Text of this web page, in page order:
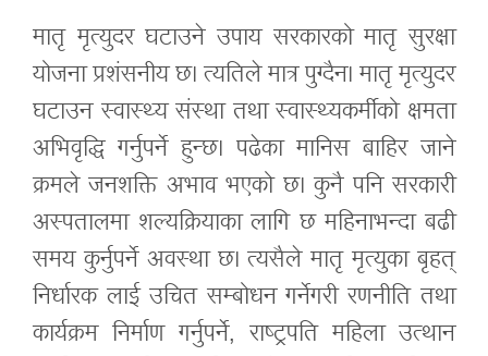
मातृ मृत्युदर घटाउने उपाय सरकारको मातृ सुरक्षा
योजना प्रशंसनीय छ। त्यतिले मात्र पुग्दैन। मातृ मृत्युदर
घटाउन स्वास्थ्य संस्था तथा स्वास्थ्यकर्मीको क्षमता
अभिवृद्धि गर्नुपर्ने हुन्छ। पढेका मानिस बाहिर जाने
क्रमले जनशक्ति अभाव भएको छ। कुनै पनि सरकारी
अस्पतालमा शल्यक्रियाका लागि छ महिनाभन्दा बढी
समय कुर्नुपर्ने अवस्था छ। त्यसैले मातृ मृत्युका बृहत्
निर्धारक लाई उचित सम्बोधन गर्नेगरी रणनीति तथा
कार्यक्रम निर्माण गर्नुपर्ने, राष्ट्रपति महिला उत्थान